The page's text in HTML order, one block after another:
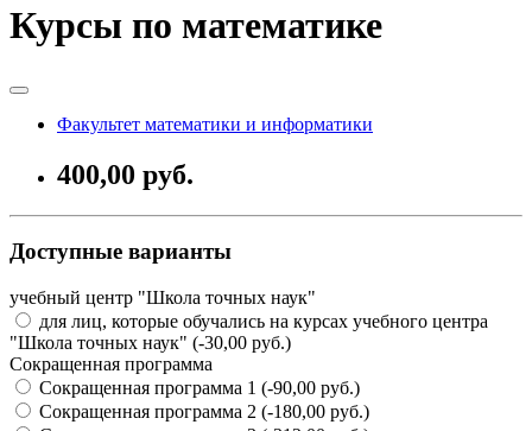
Курсы по математике
Факультет математики и информатики
400,00 руб.
Доступные варианты
учебный центр "Школа точных наук"
для лиц, которые обучались на курсах учебного центра
"Школа точных наук" (-30,00 руб.)
Сокращенная программа
Сокращенная программа 1 (-90,00 руб.)
Сокращенная программа 2 (-180,00 руб.)